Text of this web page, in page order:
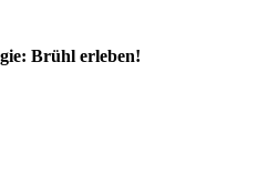
Brühl erleben!